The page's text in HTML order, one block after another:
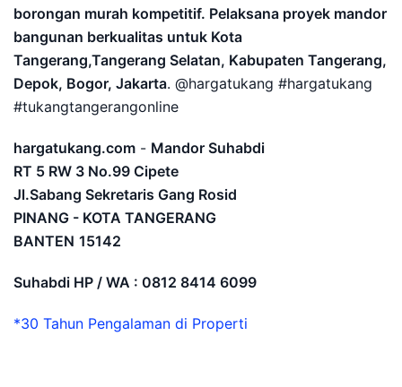
borongan murah kompetitif. Pelaksana proyek mandor
bangunan berkualitas untuk Kota
Tangerang,Tangerang Selatan, Kabupaten Tangerang,
Depok, Bogor, Jakarta. @hargatukang #hargatukang
#tukangtangerangonline
hargatukang.com - Mandor Suhabdi
RT 5 RW 3 No.99 Cipete
Jl.Sabang Sekretaris Gang Rosid
PINANG - KOTA TANGERANG
BANTEN 15142
Suhabdi HP / WA : 0812 8414 6099
*30 Tahun Pengalaman di Properti